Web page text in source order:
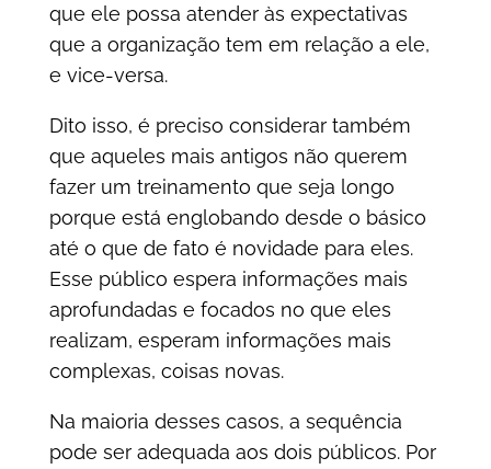
que ele possa atender às expectativas
que a organização tem em relação a ele,
e vice-versa.
Dito isso, é preciso considerar também
que aqueles mais antigos não querem
fazer um treinamento que seja longo
porque está englobando desde o básico
até o que de fato é novidade para eles.
Esse público espera informações mais
aprofundadas e focados no que eles
realizam, esperam informações mais
complexas, coisas novas.
Na maioria desses casos, a sequência
pode ser adequada aos dois públicos. Por